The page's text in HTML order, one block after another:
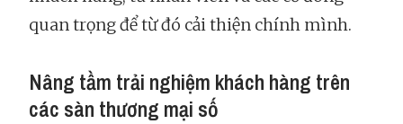
quan trọng để từ đó cải thiện chính mình.
Nâng tầm trải nghiệm khách hàng trên
các sàn thương mại số